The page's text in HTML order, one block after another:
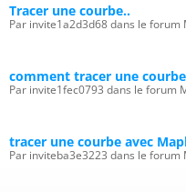
Tracer une courbe..
Par invite1a2d3d68 dans le
comment tracer une courbe
Par invite1fec0793 dans le forum
tracer une courbe avec
Par inviteba3e3223 dans le